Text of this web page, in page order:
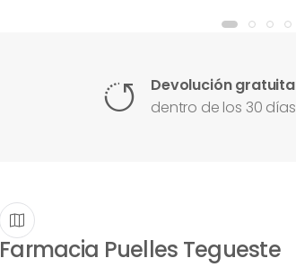
Devolución gratuita
dentro de los 30 días
Farmacia Puelles Tegueste